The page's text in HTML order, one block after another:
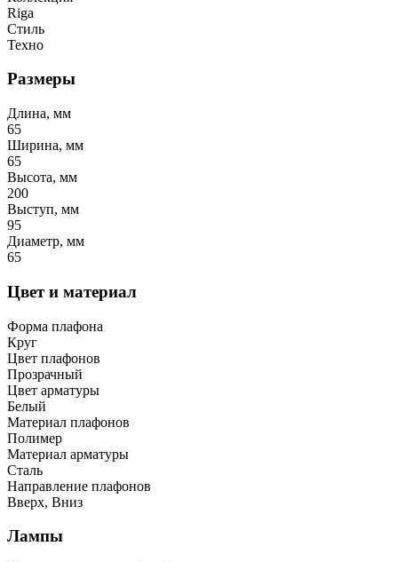
Riga
Стиль
Техно
Размеры
Длина, мм
65
Ширина, мм
65
Высота, мм
200
Выступ, мм
95
Диаметр, мм
65
Цвет и материал
Форма плафона
Круг
Цвет плафонов
Прозрачный
Цвет арматуры
Белый
Материал плафонов
Полимер
Материал арматуры
Сталь
Направление плафонов
Вверх, Вниз
Лампы